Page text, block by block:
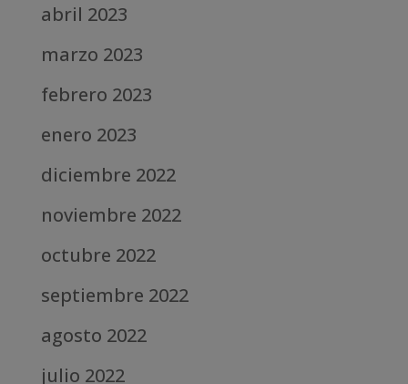
abril 2023
marzo 2023
febrero 2023
enero 2023
diciembre 2022
noviembre 2022
octubre 2022
septiembre 2022
agosto 2022
julio 2022